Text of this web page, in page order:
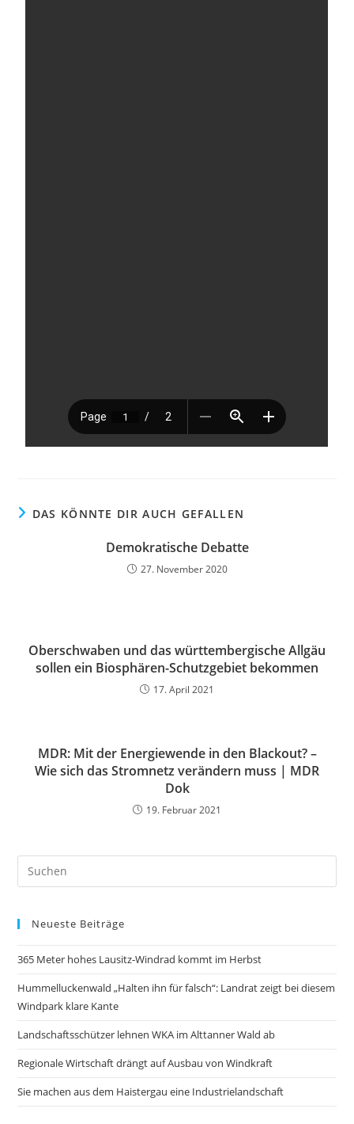
DAS KÖNNTE DIR AUCH GEFALLEN
Demokratische Debatte
27. November 2020
Oberschwaben und das württembergische Allgäu
sollen ein Biosphären-Schutzgebiet bekommen
17. April 2021
MDR: Mit der Energiewende in den Blackout? –
Wie sich das Stromnetz verändern muss | MDR
Dok
19. Februar 2021
Neueste Beiträge
365 Meter hohes Lausitz-Windrad kommt im Herbst
Hummelluckenwald „Halten ihn für falsch“: Landrat zeigt bei diesem
Windpark klare Kante
Landschaftsschützer lehnen WKA im Alttanner Wald ab
Regionale Wirtschaft drängt auf Ausbau von Windkraft
Sie machen aus dem Haistergau eine Industrielandschaft